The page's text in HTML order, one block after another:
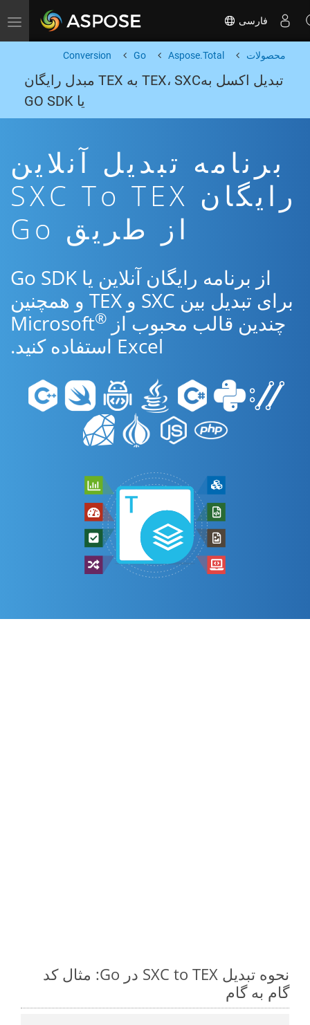
Toggle navigation فارسی
محصولات Aspose.Total
Go
Conversion
تبدیل اکسل بهTEX، SXC به TEX مبدل رایگان
یا GO SDK
برنامه تبدیل آنلاین
رایگان SXC To TEX
از طریق Go
از برنامه رایگان آنلاین یا Go SDK
برای تبدیل بین SXC و TEX و همچنین
چندین قالب محبوب از Microsoft ®
Excel استفاده کنید.
نحوه تبدیل SXC to TEX در Go: مثال کد
گام به گام